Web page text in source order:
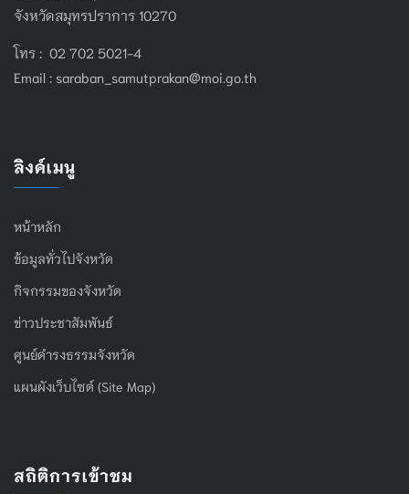
จังหวัดสมุทรปราการ 10270
โทร : 02 702 5021-4
Email : saraban_samutprakan@moi.go.th
ลิงค์เมนู
หน้าหลัก
ข้อมูลทั่วไปจังหวัด
กิจกรรมของจังหวัด
ข่าวประชาสัมพันธ์
ศูนย์ดำรงธรรมจังหวัด
แผนผังเว็บไซต์ (Site Map)
สถิติการเข้าชม